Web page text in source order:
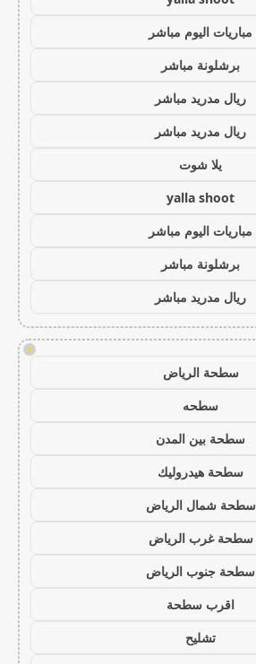
مباريات اليوم مباشر
برشلونة مباشر
ريال مدريد مباشر
ريال مدريد مباشر
يلا شوت
yalla shoot
مباريات اليوم مباشر
برشلونة مباشر
ريال مدريد مباشر
!
سطحة الرياض
سطحه
سطحة بين المدن
سطحة هيدروليك
سطحة شمال الرياض
سطحة غرب الرياض
سطحة جنوب الرياض
اقرب سطحة
تشليح